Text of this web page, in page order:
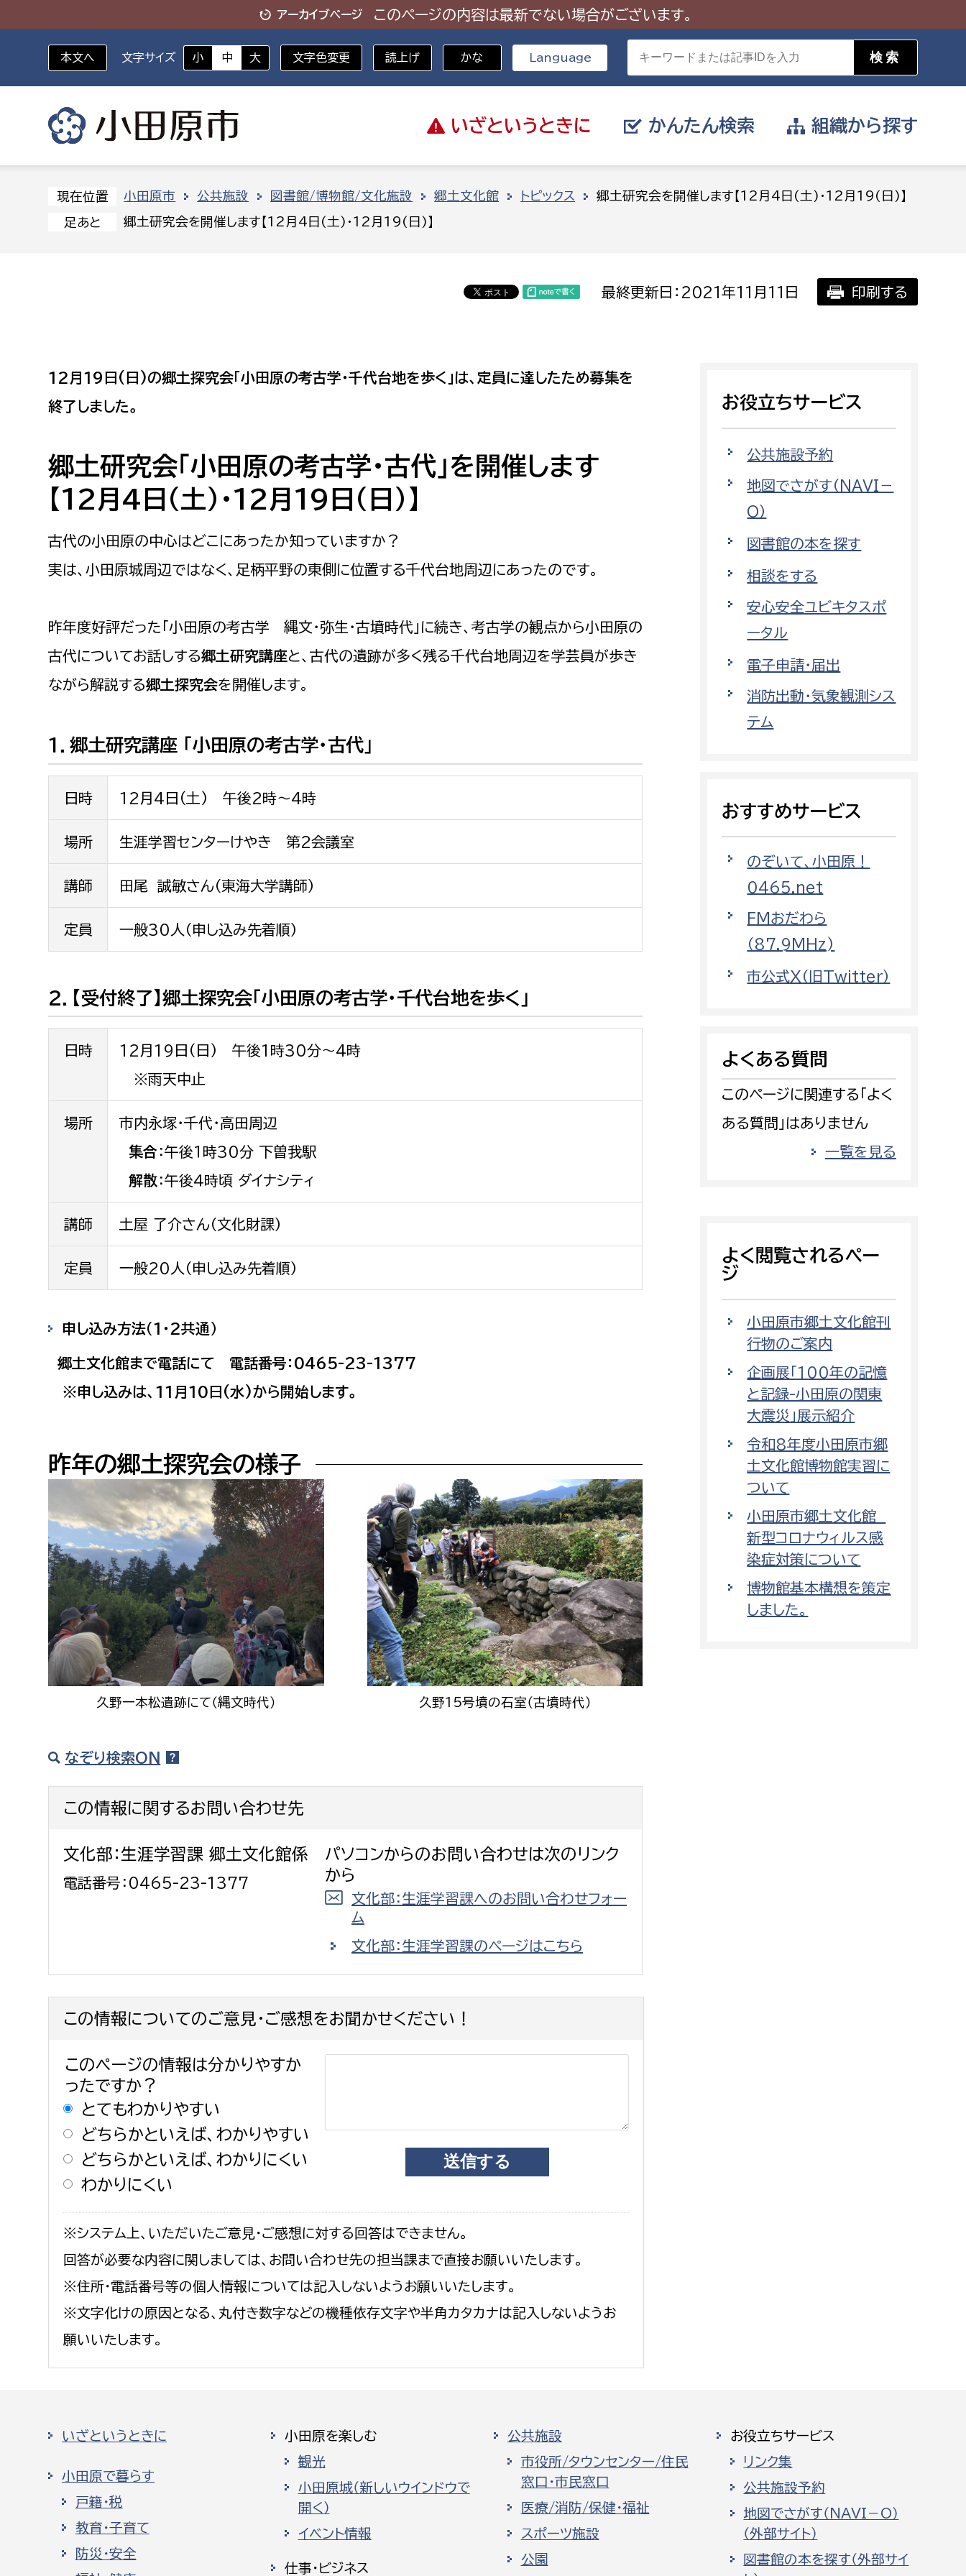
アーカイブページ このページの内容は最新でない場合がございます。
いざと いうときに
いざというときに
かんたん検索
対象者を選択
若者
妊産婦
高齢者
障がい者
傷病者
事業者
労働者
外国人
ペット
分野を選択
環境・エネルギー
地域経済
都市基盤
文化・生涯学習
市民活動・地域づくり
行政経営
消防
目的を選択
届け出や申請をしたい
支払いをしたい
働きたい
小田原のことを知りたい
イベント・講座などに参加したい
まちづくりに関わりたい
組織から探す
組織から探す
部に属さない室 企画部
職員課
市民部
地域政策課
地域安全課
人権・男女共同参画課
戸籍住民課
防災部
防災対策課
文化部
図書館
環境部
環境政策課
ゼロカーボン推進課
環境保護課
福祉健康部
福祉政策課
高齢介護課
障がい福祉課
子ども若者部
子ども政策課
保育課
経済部
水産海浜課
都市政策課
建設部
建設政策課
国県事業推進課
土木管理課
建築課
会計管理者
出納室
病院管理局：経営管理課
消防総務課
予防課
警防計画課
情報司令課
警防第2課
経営総務課
下水道整備課
浄水管理課
教育総務課
保健給食課
教育指導課
監査事務局
監査事務局
農業委員会事務局 議会局
本文へ 文字サイズ 小 中 大 文字色変更 読上げ かな Language
現在位置 小田原市 公共施設 図書館/博物館/文化施設 郷土文化館 トピックス 郷土研究会を開催します【12月4日(土)・12月19(日)】
足あと 郷土研究会を開催します【12月4日(土)・12月19(日)】
最終更新日：2021年11月11日 印刷する
12月19日(日)の郷土探究会「小田原の考古学・千代台地を歩く」は、定員に達したため募集を
終了しました。
郷土研究会「小田原の考古学・古代」を開催します
【12月4日(土)・12月19日(日)】
古代の小田原の中心はどこにあったか知っていますか？
実は、小田原城周辺ではなく、足柄平野の東側に位置する千代台地周辺にあったのです。
昨年度好評だった「小田原の考古学 縄文・弥生・古墳時代」に続き、考古学の観点から小田原の
古代についてお話しする郷土研究講座と、古代の遺跡が多く残る千代台地周辺を学芸員が歩き
ながら解説する郷土探究会を開催します。
１．郷土研究講座 「小田原の考古学・古代」
日時 12月4日(土) 午後2時～4時
場所 生涯学習センターけやき 第2会議室
講師 田尾 誠敏さん（東海大学講師）
定員 一般30人（申し込み先着順）
２．【受付終了】郷土探究会「小田原の考古学・千代台地を歩く」
日時
12月19日(日) 午後1時30分～4時
※雨天中止
場所
市内永塚・千代・高田周辺
集合 ：午後１時30分 下曽我駅
解散 ：午後４時頃 ダイナシティ
講師 土屋 了介さん（文化財課）
定員 一般20人（申し込み先着順）
申し込み方法（1・2共通）
郷土文化館まで電話にて 電話番号：0465-23-1377
※申し込みは、11月10日(水)から開始します。
昨年の郷土探究会の様子
久野一本松遺跡にて（縄文時代） 久野15号墳の石室（古墳時代）
なぞり検索ON
この情報に関するお問い合わせ先
文化部：生涯学習課 郷土文化館係
電話番号：0465-23-1377
パソコンからのお問い合わせは次のリンク
から
文化部：生涯学習課へのお問い合わせフォー
ム
文化部：生涯学習課のページはこちら
この情報についてのご意見・ご感想をお聞かせください！
このページの情報は分かりやすか
ったですか？
とてもわかりやすい
どちらかといえば、わかりやすい
どちらかといえば、わかりにくい
わかりにくい
※システム上、いただいたご意見・ご感想に対する回答はできません。
回答が必要な内容に関しましては、お問い合わせ先の担当課まで直接お願いいたします。
※住所・電話番号等の個人情報については記入しないようお願いいたします。
※文字化けの原因となる、丸付き数字などの機種依存文字や半角カタカナは記入しないようお
願いいたします。
お役立ちサービス
公共施設予約
地図でさがす（NAVI－
O）
図書館の本を探す
相談をする
安心安全ユビキタスポ
ータル
電子申請・届出
消防出動・気象観測シス
テム
おすすめサービス
のぞいて、小田原！
0465.net
FMおだわら
（87.9MHz)
市公式X（旧Twitter）
よくある質問
このページに関連する「よく
ある質問」はありません
一覧を見る
よく閲覧されるペー
ジ
小田原市郷土文化館刊
行物のご案内
企画展「100年の記憶
と記録-小田原の関東
大震災」展示紹介
令和8年度小田原市郷
土文化館博物館実習に
ついて
小田原市郷土文化館
新型コロナウィルス感
染症対策について
博物館基本構想を策定
しました。
いざというときに
小田原で暮らす
戸籍・税
教育・子育て
防災・安全
小田原を楽しむ
観光
小田原城（新しいウインドウで
開く）
イベント情報
仕事・ビジネス
公共施設
市役所/タウンセンター/住民
窓口・市民窓口
医療/消防/保健・福祉
スポーツ施設
公園
お役立ちサービス
リンク集
公共施設予約
地図でさがす（NAVI－O）
（外部サイト）
図書館の本を探す（外部サイ